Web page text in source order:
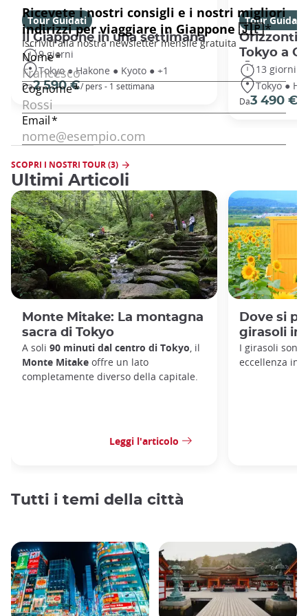
Tour Guidati
Il Giappone in una settimana
9 giorni
Tokyo ● Hakone ● Kyoto ● +1
Da2 590 €/ pers - 1 settimana
Tour Guidati
Orizzonti
Tokyo a
13 giorni
Tokyo ●
Da3 490 €
SCOPRI I NOSTRI TOUR (3)
Ultimi Articoli
Monte Mitake: La montagna
sacra di Tokyo
A soli 90 minuti dal centro di Tokyo, il
Monte Mitake offre un lato
completamente diverso della capitale.
Leggi l'articolo
Dove si
girasoli in
I girasoli sono
eccellenza in
Tutti i temi della città